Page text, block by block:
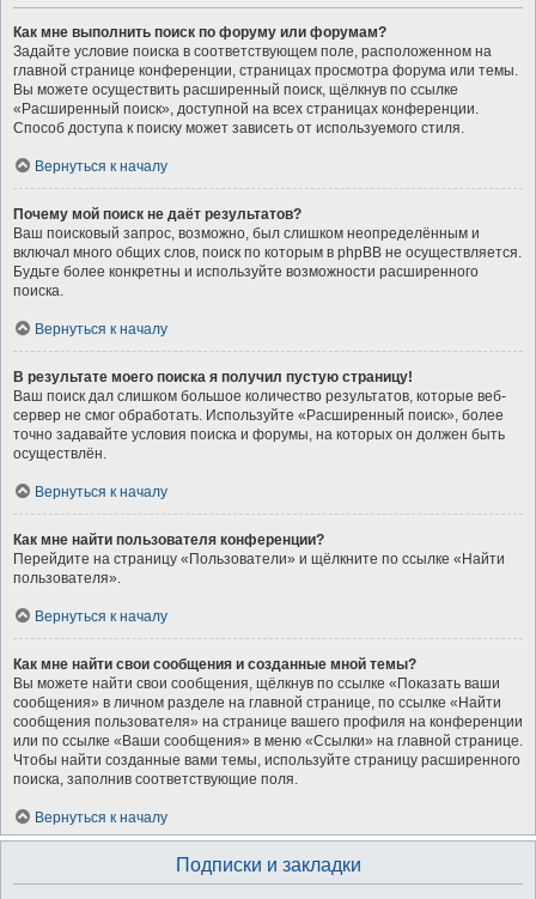
Как мне выполнить поиск по форуму или форумам?
Задайте условие поиска в соответствующем поле, расположенном на
главной странице конференции, страницах просмотра форума или темы.
Вы можете осуществить расширенный поиск, щёлкнув по ссылке
«Расширенный поиск», доступной на всех страницах конференции.
Способ доступа к поиску может зависеть от используемого стиля.
Вернуться к началу
Почему мой поиск не даёт результатов?
Ваш поисковый запрос, возможно, был слишком неопределённым и
включал много общих слов, поиск по которым в phpBB не осуществляется.
Будьте более конкретны и используйте возможности расширенного
поиска.
Вернуться к началу
В результате моего поиска я получил пустую страницу!
Ваш поиск дал слишком большое количество результатов, которые веб-
сервер не смог обработать. Используйте «Расширенный поиск», более
точно задавайте условия поиска и форумы, на которых он должен быть
осуществлён.
Вернуться к началу
Как мне найти пользователя конференции?
Перейдите на страницу «Пользователи» и щёлкните по ссылке «Найти
пользователя».
Вернуться к началу
Как мне найти свои сообщения и созданные мной темы?
Вы можете найти свои сообщения, щёлкнув по ссылке «Показать ваши
сообщения» в личном разделе на главной странице, по ссылке «Найти
сообщения пользователя» на странице вашего профиля на конференции
или по ссылке «Ваши сообщения» в меню «Ссылки» на главной странице.
Чтобы найти созданные вами темы, используйте страницу расширенного
поиска, заполнив соответствующие поля.
Вернуться к началу
Подписки и закладки